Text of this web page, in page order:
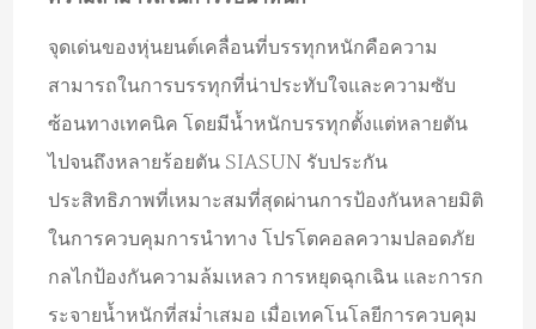
จุดเด่นของหุ่นยนต์เคลื่อนที่บรรทุกหนักคือความ
สามารถในการบรรทุกที่น่าประทับใจและความซับ
ซ้อนทางเทคนิค โดยมีน้ำหนักบรรทุกตั้งแต่หลายตัน
ไปจนถึงหลายร้อยตัน SIASUN รับประกัน
ประสิทธิภาพที่เหมาะสมที่สุดผ่านการป้องกันหลายมิติ
ในการควบคุมการนำทาง โปรโตคอลความปลอดภัย
กลไกป้องกันความล้มเหลว การหยุดฉุกเฉิน และการก
ระจายน้ำหนักที่สม่ำเสมอ เมื่อเทคโนโลยีการควบคุม